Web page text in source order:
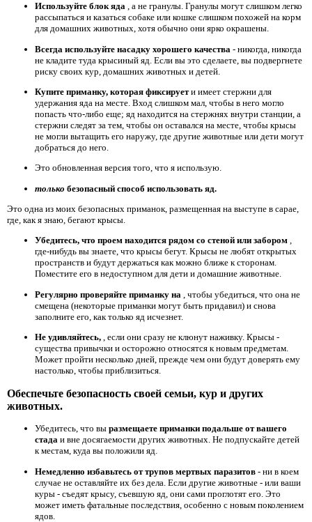
Используйте блок яда , а не гранулы. Гранулы могут слишком легко
рассыпаться и казаться собаке или кошке слишком похожей на корм
для домашних животных, хотя обычно они ярко окрашены.
Всегда используйте насадку хорошего качества - никогда, никогда
не кладите туда крысиный яд. Если вы это сделаете, вы подвергнете
риску своих кур, домашних животных и детей.
Купите приманку, которая фиксируети имеет стержни для
удержания яда на месте. Вход слишком мал, чтобы в него могло
попасть что-либо еще; яд находится на стержнях внутри станции, а
стержни следят за тем, чтобы он оставался на месте, чтобы крысы
не могли вытащить его наружу, где другие животные или дети могут
добраться до него.
Это обновленная версия того, что я использую.
только безопасный способ использовать яд.
Это одна из моих безопасных приманок, размещенная на выступе в сарае,
где, как я знаю, бегают крысы.
Убедитесь, что проем находится рядом со стеной или забором ,
где-нибудь вы знаете, что крысы бегут. Крысы не любят открытых
пространств и будут держаться как можно ближе к сторонам.
Поместите его в недоступном для дети и домашние животные.
Регулярно проверяйте приманку на
, чтобы убедиться, что она не
смещена (некоторые приманки могут быть придавил) и снова
заполните его, как только яд исчезнет.
Не удивляйтесь, , если они сразу не клюнут наживку. Крысы -
существа привычки и осторожно относятся к новым предметам.
Может пройти несколько дней, прежде чем они будут доверять ему
настолько, чтобы приблизиться.
Обеспечьте безопасность своей семьи, кур и других
животных.
Убедитесь, что вы размещаете приманки подальше от вашего
стада и вне досягаемости других животных. Не подпускайте детей
к местам, куда вы положили яд.
Немедленно избавьтесь от трупов мертвых паразитов - ни в коем
случае не оставляйте их без дела. Если другие животные - или ваши
куры - съедят крысу, съевшую яд, они сами проглотят его. Это
может иметь фатальные последствия, особенно с новым поколением
ядов.